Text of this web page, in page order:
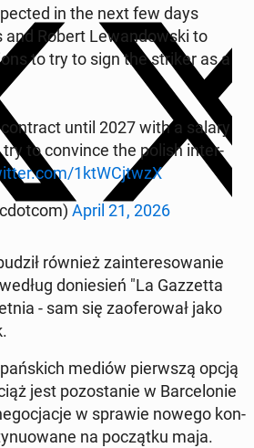
in the next few days
Robert Lewandows­ki to
to try to sign the striker as a
until 2027 with a salary
to con­vince the polish in­ter­
1ktWCjtwzX
April 21, 2026
również zain­tere­sowanie
doniesień "La Gazzetta
- sam się za­ofer­ował jako
mediów pier­wszą opcją
jest po­zostanie w Barcelonie
w sprawie nowego kon­
na początku maja.